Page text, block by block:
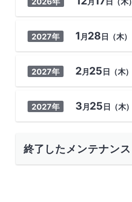
2027年 1 月 28 日 （木）
2027年 2月 25 日 （木）
2027年 3月 25 日 （木）
終了したメンテナンス